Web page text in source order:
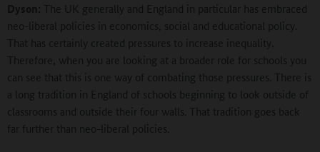
Dyson: The UK generally and England in particular has embraced
neo-liberal policies in economics, social and educational policy.
That has certainly created pressures to increase inequality.
Therefore, when you are looking at a broader role for schools you
can see that this is one way of combating those pressures. There is
a long tradition in England of schools beginning to look outside of
classrooms and outside their four walls. That tradition goes back
far further than neo-liberal policies.